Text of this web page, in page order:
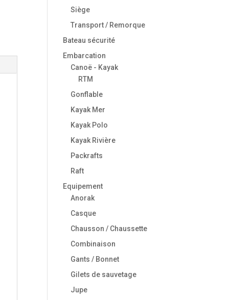
Siège
Transport / Remorque
Bateau sécurité
Embarcation
Canoë - Kayak
RTM
Gonflable
Kayak Mer
Kayak Polo
Kayak Rivière
Packrafts
Raft
Equipement
Anorak
Casque
Chausson / Chaussette
Combinaison
Gants / Bonnet
Gilets de sauvetage
Jupe